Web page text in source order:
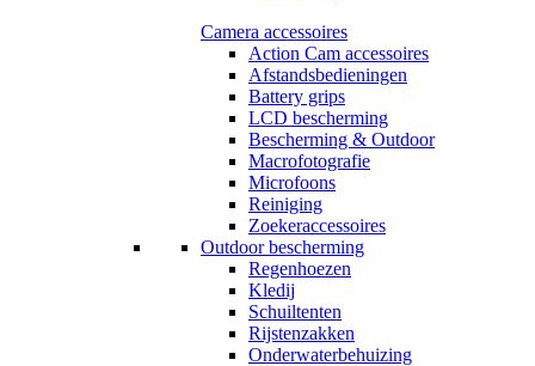
Camera accessoires
Action Cam accessoires
Afstandsbedieningen
Battery grips
LCD bescherming
Bescherming & Outdoor
Macrofotografie
Microfoons
Reiniging
Zoekeraccessoires
Outdoor bescherming
Regenhoezen
Kledij
Schuiltenten
Rijstenzakken
Onderwaterbehuizing